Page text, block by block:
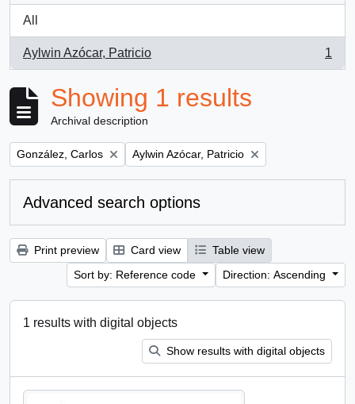
All
Aylwin Azócar, Patricio
, 1 results
1
Showing 1 results
Archival description
Remove filter:
González, Carlos Remove filter:
Aylwin Azócar, Patricio
Advanced search options
Print preview Card view
Table view
Sort by: Reference code
Direction: Ascending
1 results with digital objects
Show results with digital objects